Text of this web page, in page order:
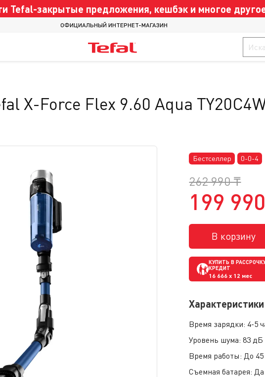
Tefal-закрытые предложения, кешбэк и многое
ОФИЦИАЛЬНЫЙ ИНТЕРНЕТ-МАГАЗИН
Бестселлер 0-0-4
262 990 ₸
199
В корзину
КУПИТЬ В
КРЕДИТ
16 666 x 12 мес
Характеристики
Время зарядки: 4-5
Уровень шума:83 дБ
Время работы: До
Съемная батарея: Да
X-Force Flex 9.60 Aqua